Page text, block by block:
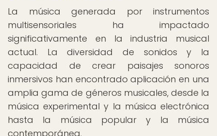
La música generada por instrumentos
multisensoriales ha impactado
significativamente en la industria musical
actual. La diversidad de sonidos y la
capacidad de crear paisajes sonoros
inmersivos han encontrado aplicación en una
amplia gama de géneros musicales, desde la
música experimental y la música electrónica
hasta la música popular y la música
contemporánea.